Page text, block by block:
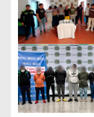
n
d
e
e